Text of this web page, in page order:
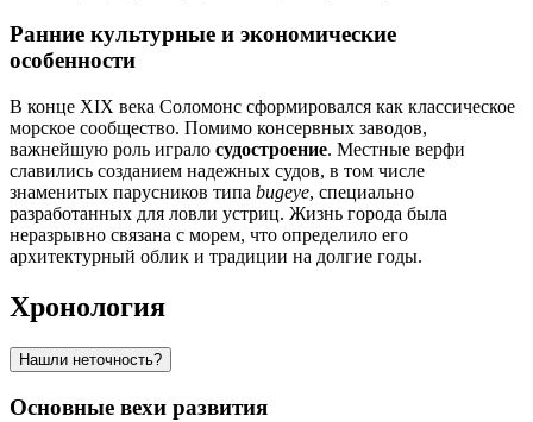
Ранние культурные и экономические
особенности
В конце XIX века Соломонс сформировался как классическое
морское сообщество. Помимо консервных заводов,
важнейшую роль играло судостроение. Местные верфи
славились созданием надежных судов, в том числе
знаменитых парусников типа bugeye, специально
разработанных для ловли устриц. Жизнь города была
неразрывно связана с морем, что определило его
архитектурный облик и традиции на долгие годы.
Хронология
Нашли неточность?
Основные вехи развития